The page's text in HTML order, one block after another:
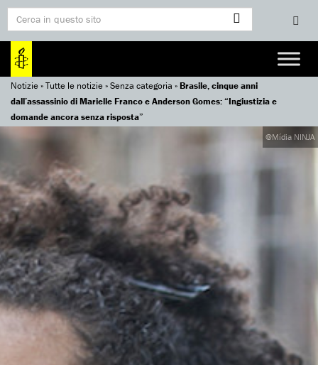
Notizie»Tutte le notizie»Senza categoria »Brasile, cinque anni
dall’assassinio di Marielle Franco e Anderson Gomes: “Ingiustizia e
domande ancora senza risposta”
@Mídia NINJA